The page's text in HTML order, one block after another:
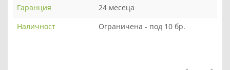
Гаранция
24 месеца
Наличност
Ограничена - под 10 бр.